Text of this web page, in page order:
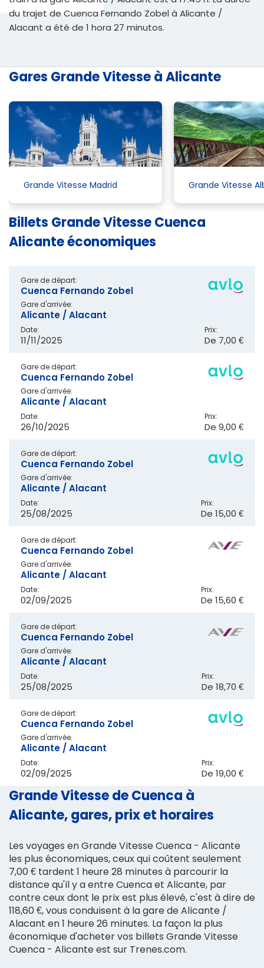
du trajet de Cuenca Fernando Zobel à Alicante /
Alacant a été de 1 hora 27 minutos.
Gares Grande Vitesse à Alicante
Grande Vitesse Madrid Grande Vitesse
Billets Grande Vitesse Cuenca
Alicante économiques
Gare de départ:
Cuenca Fernando Zobel
Gare d'arrivée:
Alicante / Alacant
Date:
11/11/2025
Prix:
De 7,00 €
Gare de départ:
Cuenca Fernando Zobel
Gare d'arrivée:
Alicante / Alacant
Date:
26/10/2025
Prix:
De 9,00 €
Gare de départ:
Cuenca Fernando Zobel
Gare d'arrivée:
Alicante / Alacant
Date:
25/08/2025
Prix:
De 15,00 €
Gare de départ:
Cuenca Fernando Zobel
Gare d'arrivée:
Alicante / Alacant
Date:
02/09/2025
Prix:
De 15,60 €
Gare de départ:
Cuenca Fernando Zobel
Gare d'arrivée:
Alicante / Alacant
Date:
25/08/2025
Prix:
De 18,70 €
Gare de départ:
Cuenca Fernando Zobel
Gare d'arrivée:
Alicante / Alacant
Date:
02/09/2025
Prix:
De 19,00 €
Grande Vitesse de Cuenca à
Alicante, gares, prix et horaires
Les voyages en Grande Vitesse Cuenca - Alicante
les plus économiques, ceux qui coûtent seulement
7,00 € tardent 1 heure 28 minutes à parcourir la
distance qu'il y a entre Cuenca et Alicante, par
contre ceux dont le prix est plus élevé, c'est à dire de
118,60 €, vous conduisent à la gare de Alicante /
Alacant en 1 heure 26 minutes. La façon la plus
économique d'acheter vos billets Grande Vitesse
Cuenca - Alicante est sur Trenes.com.